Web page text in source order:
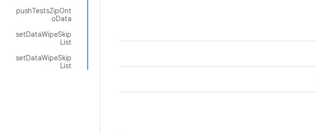
pushTestsZipOnt
oData
setDataWipeSkip
List
setDataWipeSkip
List